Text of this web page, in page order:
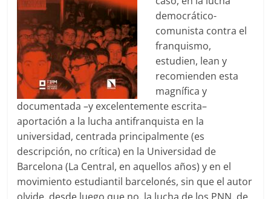
democrático-
comunista contra el
franquismo,
estudien, lean y
recomienden esta
magnífica y
documentada –y excelentemente escrita–
aportación a la lucha antifranquista en la
universidad, centrada principalmente (es
descripción, no crítica) en la Universidad de
Barcelona (La Central, en aquellos años) y en el
movimiento estudiantil barcelonés, sin que el autor